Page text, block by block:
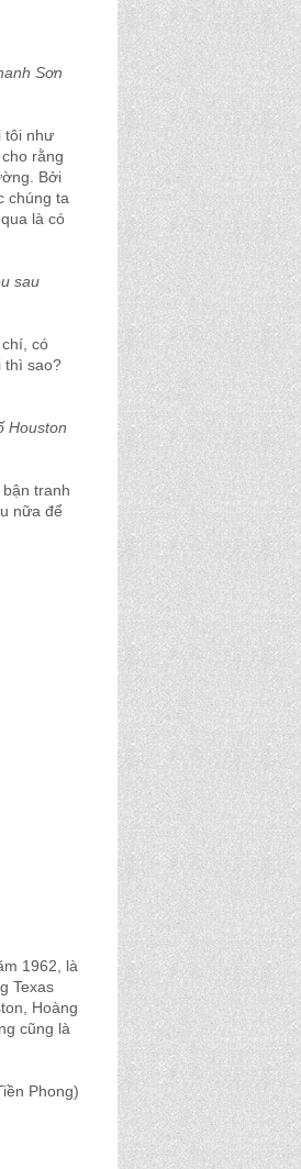
Sơn
tôi như
rằng
Bởi
chúng ta
là có
sau
có
thì sao?
Houston
tranh
nữa để
1962, là
Texas
Hoàng
cũng là
Phong)